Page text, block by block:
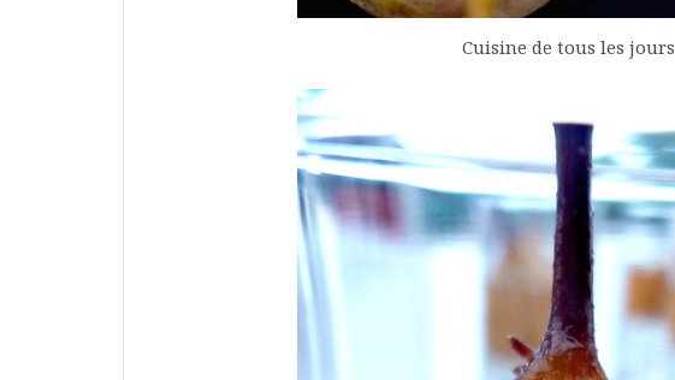
Cuisine de tous les jours